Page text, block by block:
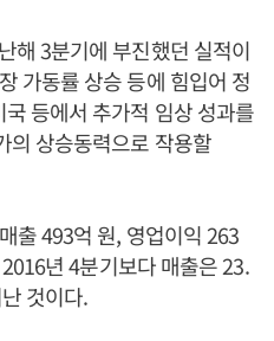
해 3분기에 부진했던 실적이
가동률 상승 등에 힘입어 정
등에서 추가적 임상 성과를
의 상승동력으로 작용할
출 493억 원, 영업이익 263
년 4분기보다 매출은 23.
것이다.